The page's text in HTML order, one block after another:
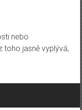
nebo
toho jasně vyplývá,